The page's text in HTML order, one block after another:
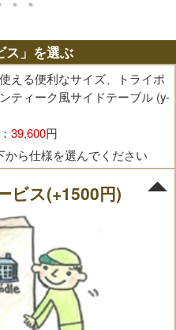
ス」を選ぶ
える便利なサイズ、トライポ
ティーク風サイドテーブル (y-
39,600円
から仕様を選んでください
ビス(+1500円)